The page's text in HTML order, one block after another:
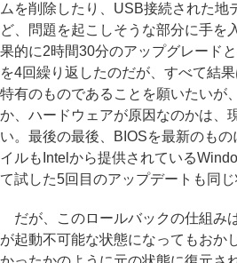
ムを削除したり、USB接続された地
ど、問題を起こしそうな部分に手を
果的に2時間30分のアップグレード
を4回繰り返したのだが、すべて結
特有のものであることを願いたいが
か、ハードウェアが原因なのかは、
い。最後の最後、BIOSを最新のも
イルもIntelから提供されている
て試した5回目のアップデートも同じ
だが、このロールバックの仕組み
が起動不可能な状態になってもおか